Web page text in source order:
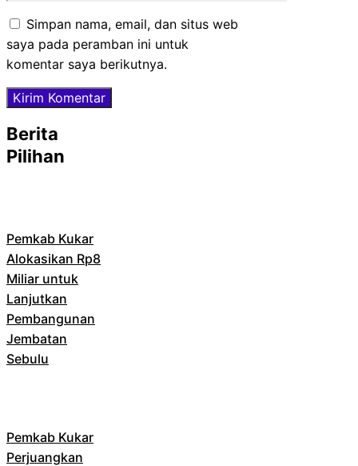
Simpan nama, email, dan situs web
saya pada peramban ini untuk
komentar saya berikutnya.
Berita
Pilihan
Pemkab Kukar
Alokasikan Rp8
Miliar untuk
Lanjutkan
Pembangunan
Jembatan
Sebulu
Pemkab Kukar
Perjuangkan